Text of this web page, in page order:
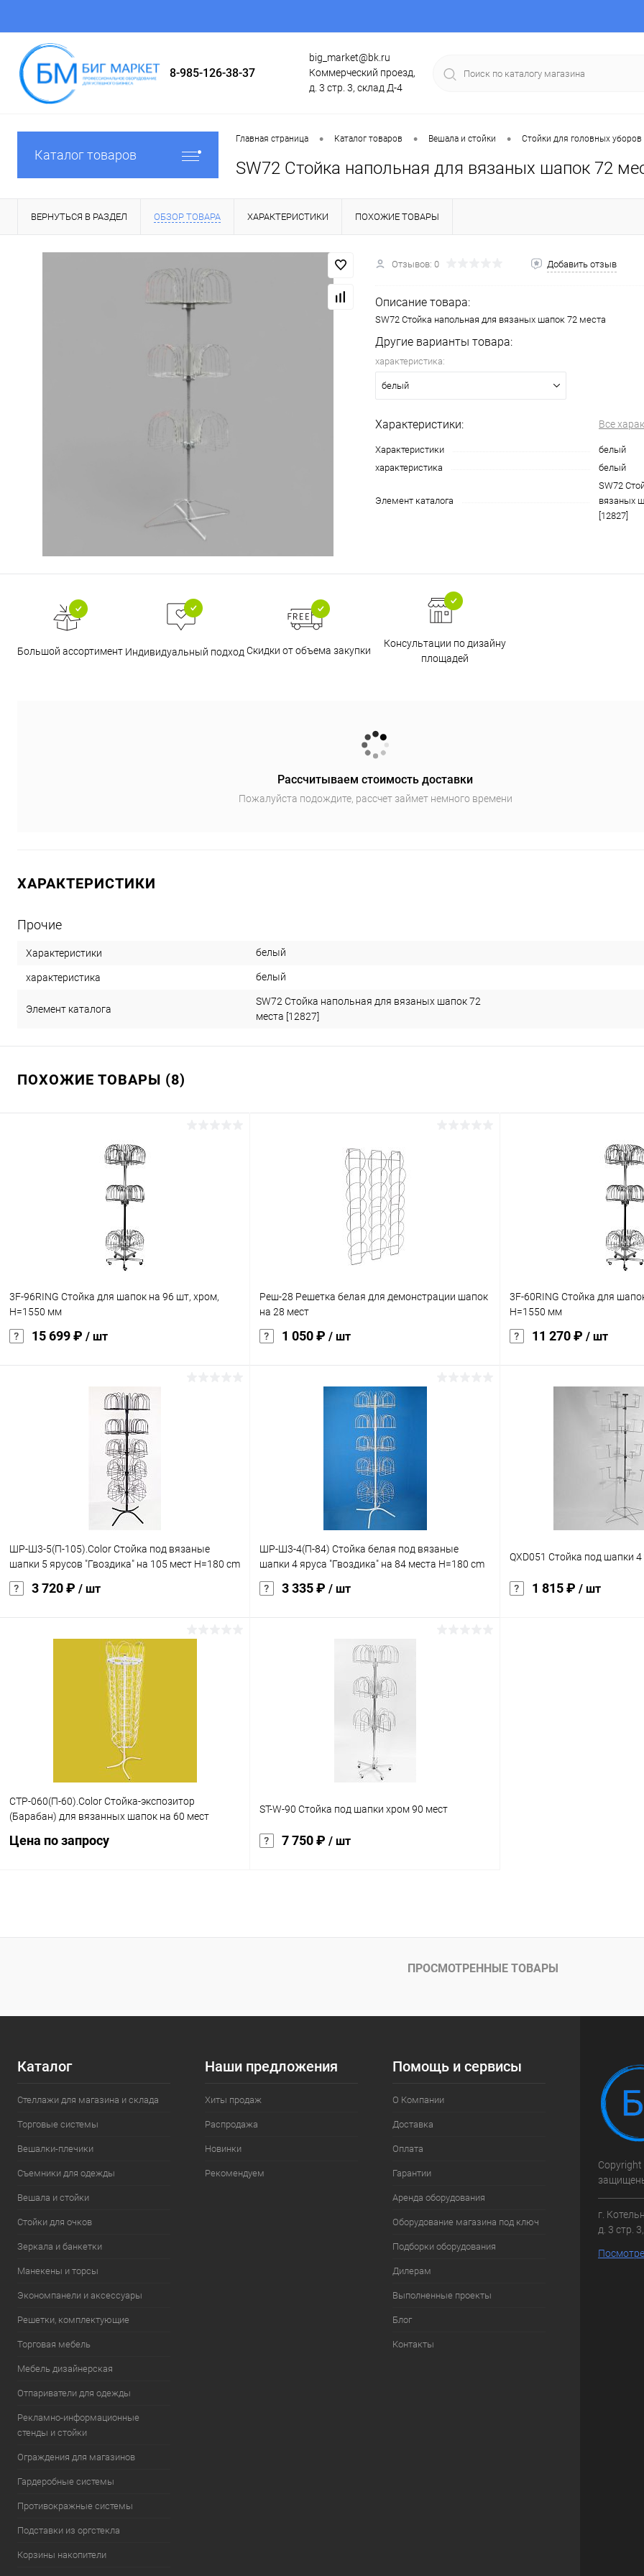
8-985-126-38-37
big_market@bk.ru
Коммерческий проезд,
д. 3 стр. 3, склад Д-4
Каталог товаров
Главная страница • Каталог товаров • Вешала и стойки • Стойки для головных уборов
SW72 Стойка напольная для вязаных шапок 72
ВЕРНУТЬСЯ В РАЗДЕЛ ОБЗОР ТОВАРА ХАРАКТЕРИСТИКИ ПОХОЖИЕ ТОВАРЫ
Отзывов: 0 Добавить отзыв
Описание товара:
SW72 Стойка напольная для вязаных шапок 72 места
Другие варианты товара:
характеристика:
белый
Характеристики: Все
Характеристики
белый
характеристика
белый
Элемент каталога
SW72
вязаных
[12827]
Большой ассортимент Индивидуальный подход Скидки от объема закупки
Консультации по дизайну
площадей
Рассчитываем стоимость доставки
Пожалуйста подождите, рассчет займет немного времени
ХАРАКТЕРИСТИКИ
Прочие
Характеристики белый
характеристика белый
Элемент каталога
SW72 Стойка напольная для вязаных шапок 72
места [12827]
ПОХОЖИЕ ТОВАРЫ (8)
3F-96RING Стойка для шапок на 96 шт, хром,
H=1550 мм
15 699 ₽ / шт
В корзину
Реш-28 Решетка белая для демонстрации шапок
на 28 мест
1 050 ₽ / шт
В корзину
3F-60RING Стойка для
H=1550 мм
11 270 ₽ / шт
В
ШР-Ш3-5(П-105).Color Стойка под вязаные
шапки 5 ярусов "Гвоздика" на 105 мест Н=180 cm
3 720 ₽ / шт
В корзину
ШР-Ш3-4(П-84) Стойка белая под вязаные
шапки 4 яруса "Гвоздика" на 84 места Н=180 cm
3 335 ₽ / шт
В корзину
QXD051 Стойка под шапки
1 815 ₽ / шт
СТР-060(П-60).Color Стойка-экспозитор
(Барабан) для вязанных шапок на 60 мест
Цена по запросу
Купить в 1 клик Сравнение
ST-W-90 Стойка под шапки хром 90 мест
7 750 ₽ / шт
Купить в 1 клик Сравнение
Под заказ
ПРОСМОТРЕННЫЕ ТОВАРЫ
Каталог
Стеллажи для магазина и склада
Торговые системы
Вешалки-плечики
Съемники для одежды
Вешала и стойки
Стойки для очков
Зеркала и банкетки
Манекены и торсы
Экономпанели и аксессуары
Решетки, комплектующие
Торговая мебель
Мебель дизайнерская
Отпариватели для одежды
Рекламно-информационные
стенды и стойки
Ограждения для магазинов
Гардеробные системы
Противокражные системы
Подставки из оргстекла
Корзины накопители
Наши предложения
Хиты продаж
Распродажа
Новинки
Рекомендуем
Помощь и сервисы
О Компании
Доставка
Оплата
Гарантии
Аренда оборудования
Оборудование магазина под ключ
Подборки оборудования
Дилерам
Выполненные проекты
Блог
Контакты
г.
д. 3 стр.